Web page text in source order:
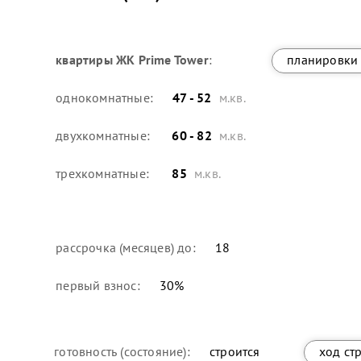
квартирыЖК Prime Tower: планировки
однокомнатные: 47 - 52 м.кв.
двухкомнатные: 60 - 82 м.кв.
трехкомнатные: 85 м.кв.
рассрочка (месяцев) до: 18
первый взнос: 30%
готовность (состояние): строится ход